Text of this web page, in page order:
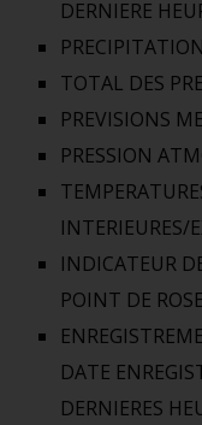
DERNIERE
TOTAL DES
PREVISIONS
PRESSION
INTERIEURES/
INDICATEUR
POINT DE
DATE
DERNIERES